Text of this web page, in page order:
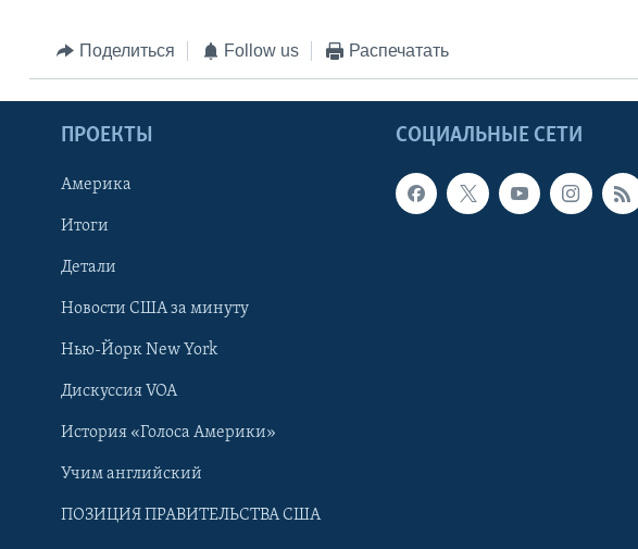
Поделиться Follow us Распечатать
СОЦИАЛЬНЫЕ СЕТИ
ПРОЕКТЫ
Америка
Итоги
Детали
Новости США за минуту
Нью-Йорк New York
Дискуссия VOA
История «Голоса Америки»
Учим английский
ПОЗИЦИЯ ПРАВИТЕЛЬСТВА США